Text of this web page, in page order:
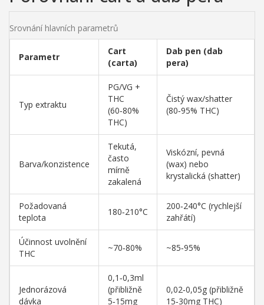
Srovnání hlavních parametrů
Parametr
Cart
(carta)
Dab pen (dab
pera)
Typ extraktu
PG/VG +
THC
(60‑80%
THC)
Čistý wax/shatter
(80‑95% THC)
Barva/konzistence
Tekutá,
často
mírně
zakalená
Viskózní, pevná
(wax) nebo
krystalická (shatter)
Požadovaná
teplota
180‑210°C
200‑240°C (rychlejší
zahřátí)
Účinnost uvolnění
THC
~70‑80% ~85‑95%
Jednorázová
dávka
0,1‑0,3ml
(přibližně
5‑15mg
0,02‑0,05g (přibližně
15‑30mg THC)